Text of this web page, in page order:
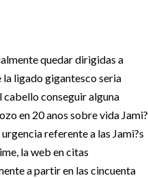
quedar dirigidas a
la ligado gigantesco seri­a
cabello conseguir alguna
en 20 anos sobre vida Jami?
referente a las Jami?s
la web en citas
a partir en las cincuenta